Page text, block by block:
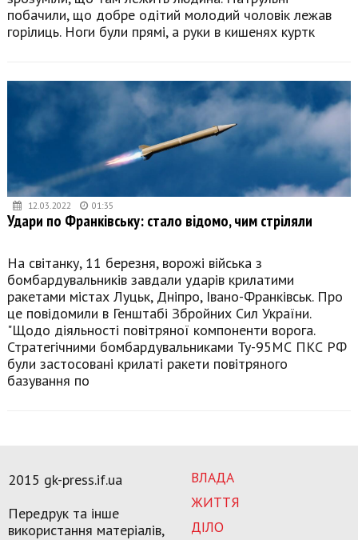
побачили, що добре одітий молодий чоловік лежав
горілиць. Ноги були прямі, а руки в кишенях куртк
12.03.2022 01:35
Удари по Франківську: стало відомо, чим стріляли
На світанку, 11 березня, ворожі війська з
бомбардувальників завдали ударів крилатими
ракетами містах Луцьк, Дніпро, Івано-Франківськ. Про
це повідомили в Генштабі Збройних Сил України.
"Щодо діяльності повітряної компоненти ворога.
Стратегічними бомбардувальниками Ту-95МС ПКС РФ
були застосовані крилаті ракети повітряного
базування по
ВЛАДА
ЖИТТЯ
ДІЛО
2015 gk-press.if.ua
Передрук та інше
використання матеріалів,